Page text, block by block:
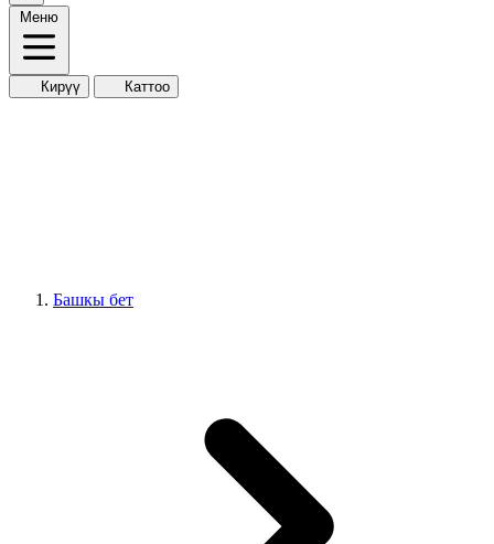
Меню
Кирүү Каттоо
Башкы бет